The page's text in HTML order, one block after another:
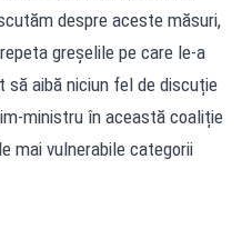
despre aceste măsuri,
greșelile pe care le-a
să aibă niciun fel de discuție
ministru în această coaliție
mai vulnerabile categorii